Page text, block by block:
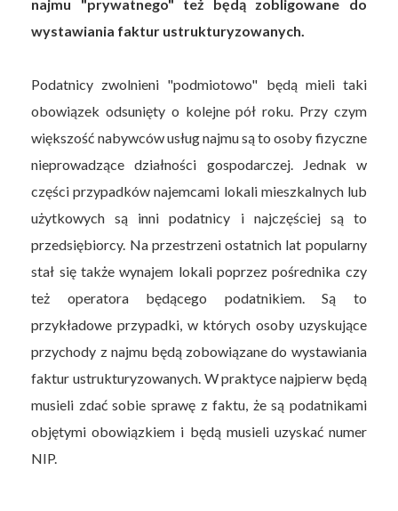
najmu "prywatnego" też będą zobligowane do
wystawiania faktur ustrukturyzowanych.
Podatnicy zwolnieni "podmiotowo" będą mieli taki
obowiązek odsunięty o kolejne pół roku. Przy czym
większość nabywców usług najmu są to osoby fizyczne
nieprowadzące działności gospodarczej. Jednak w
części przypadków najemcami lokali mieszkalnych lub
użytkowych są inni podatnicy i najczęściej są to
przedsiębiorcy. Na przestrzeni ostatnich lat popularny
stał się także wynajem lokali poprzez pośrednika czy
też operatora będącego podatnikiem. Są to
przykładowe przypadki, w których osoby uzyskujące
przychody z najmu będą zobowiązane do wystawiania
faktur ustrukturyzowanych. W praktyce najpierw będą
musieli zdać sobie sprawę z faktu, że są podatnikami
objętymi obowiązkiem i będą musieli uzyskać numer
NIP.